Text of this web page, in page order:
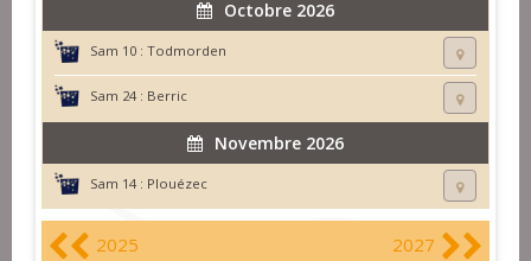
Octobre 2026
Sam 10 : Todmorden
Sam 24 : Berric
Novembre 2026
Sam 14 : Plouézec
2025
2027